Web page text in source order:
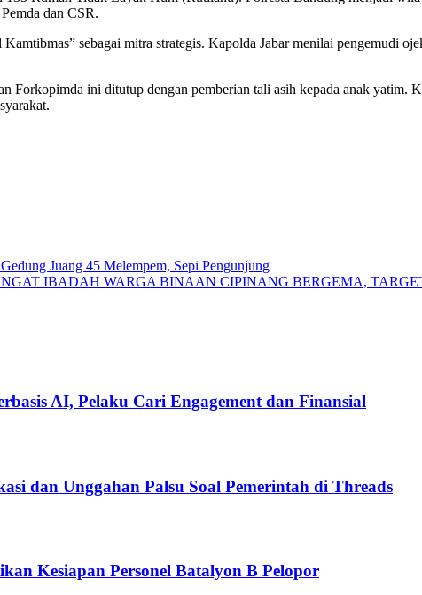
dan CSR.
sebagai mitra strategis. Kapolda Jabar menilai pengemudi
ini ditutup dengan pemberian tali asih kepada anak yatim.
Juang 45 Melempem, Sepi Pengunjung
IBADAH WARGA BINAAN CIPINANG BERGEMA,
AI, Pelaku Cari Engagement dan Finansial
dan Unggahan Palsu Soal Pemerintah di Threads
Kesiapan Personel Batalyon B Pelopor